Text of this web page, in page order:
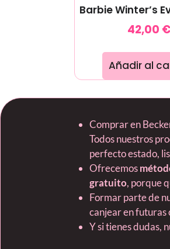
Barbie Winter’s
42,00 €
Añadir al
Comprar en
Todos nuestros
perfecto estado,
Ofrecemos
gratuito, porque
Formar parte de
canjear en futuras
Y si tienes dudas,